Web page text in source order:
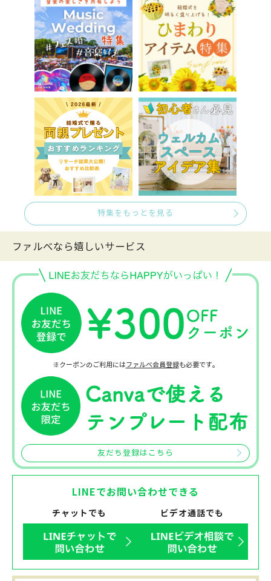
特集をもっとを見る
ファルべなら嬉しいサービス
※クーポンのご利用にはファルベ会員登録も必要です。
友だち登録はこちら
LINEでお問い合わせできる
チャットでも ビデオ通話でも